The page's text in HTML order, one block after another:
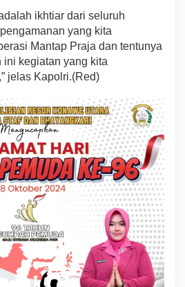
ikhtiar dari seluruh
yang kita
Mantap Praja dan tentunya
kegiatan yang kita
jelas Kapolri.(Red)